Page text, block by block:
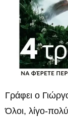
Γράφει ο
Όλοι, λίγο-